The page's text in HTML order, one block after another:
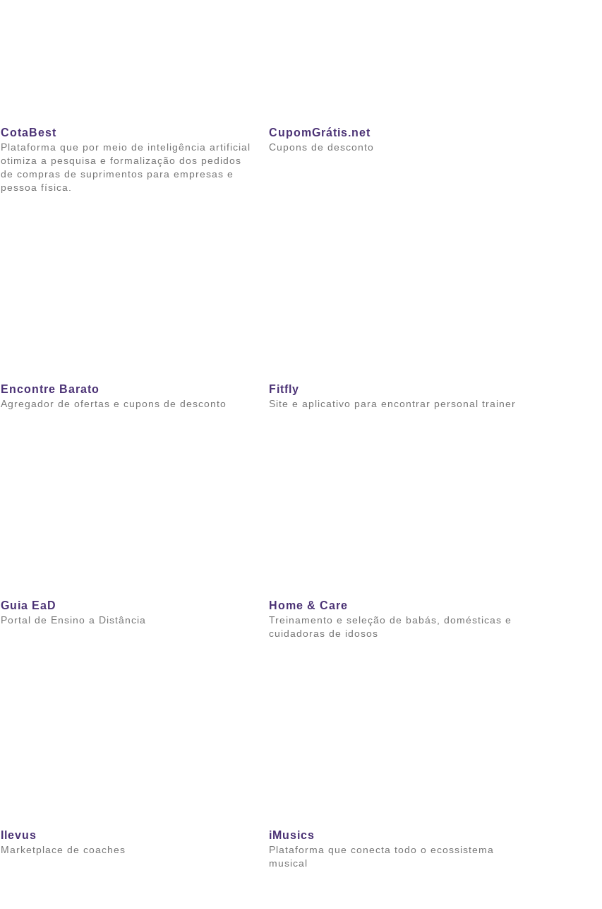
CotaBest
Plataforma que por meio de inteligência artificial
otimiza a pesquisa e formalização dos pedidos
de compras de suprimentos para empresas e
pessoa física.
CupomGrátis.net
Cupons de desconto
Encontre Barato
Agregador de ofertas e cupons de desconto
Fitfly
Site e aplicativo para encontrar personal trainer
Guia EaD
Portal de Ensino a Distância
Home & Care
Treinamento e seleção de babás, domésticas e
cuidadoras de idosos
Ilevus
Marketplace de coaches
iMusics
Plataforma que conecta todo o ecossistema
musical